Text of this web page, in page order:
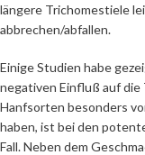
längere Trichomestiele
abbrechen/abfallen.
Einige Studien habe
negativen Einfluß auf
Hanfsorten besonders
haben, ist bei den
Fall. Neben dem